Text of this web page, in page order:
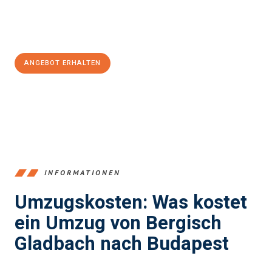
ANGEBOT ERHALTEN
INFORMATIONEN
Umzugskosten: Was kostet
ein Umzug von Bergisch
Gladbach nach Budapest